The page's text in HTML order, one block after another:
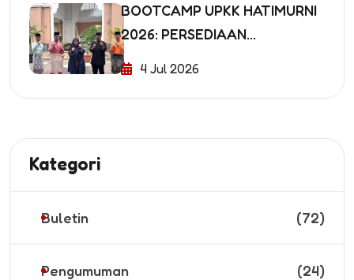
BOOTCAMP UPKK HATIMURNI
2026: PERSEDIAAN...
4 Jul 2026
Kategori
Buletin (72)
Pengumuman (24)